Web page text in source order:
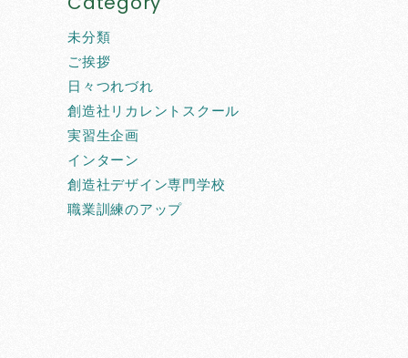
未分類
ご挨拶
日々つれづれ
創造社リカレントスクール
実習生企画
インターン
創造社デザイン専門学校
職業訓練のアップ